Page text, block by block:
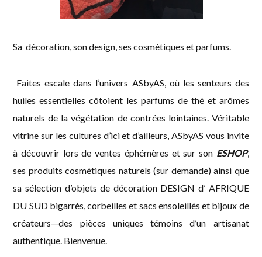
Sa décoration, son design, ses cosmétiques et parfums.
Faites escale dans l’univers ASbyAS, où les senteurs des
huiles essentielles côtoient les parfums de thé et arômes
naturels de la végétation de contrées lointaines. Véritable
vitrine sur les cultures d’ici et d’ailleurs, ASbyAS vous invite
à découvrir lors de ventes éphémères et sur son ESHOP,
ses produits cosmétiques naturels (sur demande) ainsi que
sa sélection d’objets de décoration DESIGN d’ AFRIQUE
DU SUD bigarrés, corbeilles et sacs ensoleillés et bijoux de
créateurs—des pièces uniques témoins d’un artisanat
authentique. Bienvenue.